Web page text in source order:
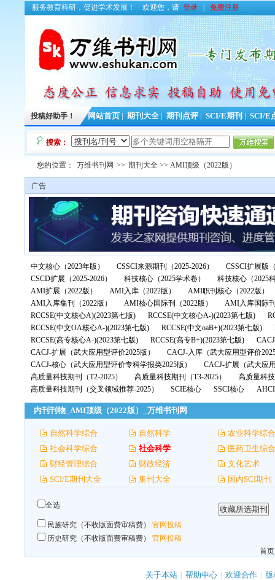
服务教育科研，促进学术发展！ 欢迎您，请 登录 免费注册
投稿好助手！ 网站首页 期刊大全 期刊点评 SCI/E期刊 SCI/E
搜索：
您的位置： 万维书刊网 >> 期刊大全 >> AMI顶级（2022版）
广告
中文核心（2023年版） CSSCI来源期刊（2025-2026）
CSSCI扩展版
CSCD扩展（2025-2026）
科技核心（2025学术卷）
科技核心（2025
AMI扩展（2022版）
AMI入库（2022版）
AMI职刊核心（2022版）
AMI入库集刊（2022版）
AMI核心国际刊（2022版）
AMI入库国际
RCCSE(中文核心A)(2023第七版)
RCCSE(中文核心A-)(2023第七版)
RCCSE(中文OA核心A-)(2023第七版)
RCCSE(中文oaB+)(2023第七版)
RCCSE(高专核心A-)(2023第七版)
RCCSE(高专B+)(2023第七版)
CACJ-扩展（武大应用型评价2025版）
CACJ-入库（武大应用型评价
CACJ-核心（武大应用型评价专科学报类2025版）
CACJ-扩展（武大应
高质量科技期刊（T2-2025）
高质量科技期刊（T3-2025）
高质量科
高质量科技期刊（交叉领域推荐-2025）
SCIE核心 SSCI核心
内刊刊物_AMI顶级（2022版）_万维书刊网
自然科学综合 自然科学
农业科学综合
社会科学综合
社会科学
医药卫生综合
财经管理综合
财政经济
文化艺术
SCI/E期刊大全
集刊大全 国内SCI期刊
全选
民族研究（不收版面费审稿费）
官网投稿
历史研究（不收版面费审稿费）
官网投稿
首
关于本站 | 帮助中心 | 欢迎合作 |